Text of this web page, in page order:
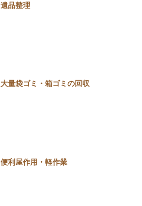
遺品整理
大量袋ゴミ・箱ゴミの回収
便利屋作用・軽作業